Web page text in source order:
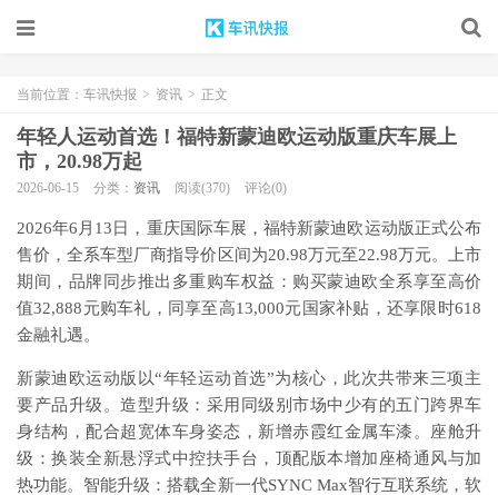
当前位置： 车讯快报 > 资讯 > 正文
年轻人运动首选！福特新蒙迪欧运动版重庆车展上
市，20.98万起
2026-06-15 分类： 资讯 阅读(370) 评论(0)
2026年6月13日，重庆国际车展，福特新蒙迪欧运动版正式公布
售价，全系车型厂商指导价区间为20.98万元至22.98万元。上市
期间，品牌同步推出多重购车权益：购买蒙迪欧全系享至高价
值32,888元购车礼，同享至高13,000元国家补贴，还享限时618
金融礼遇。
新蒙迪欧运动版以“年轻运动首选”为核心，此次共带来三项主
要产品升级。造型升级：采用同级别市场中少有的五门跨界车
身结构，配合超宽体车身姿态，新增赤霞红金属车漆。座舱升
级：换装全新悬浮式中控扶手台，顶配版本增加座椅通风与加
热功能。智能升级：搭载全新一代SYNC Max智行互联系统，软